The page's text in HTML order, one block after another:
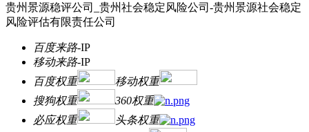
贵州景源稳评公司_贵州社会稳定风险公司-贵州景源社会稳定
风险评估有限责任公司
百度来路-IP
移动来路-IP
百度权重
移动权重
搜狗权重
360权重
必应权重
头条权重